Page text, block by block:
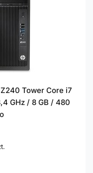
Tower Core i7
GHz / 8 GB / 480